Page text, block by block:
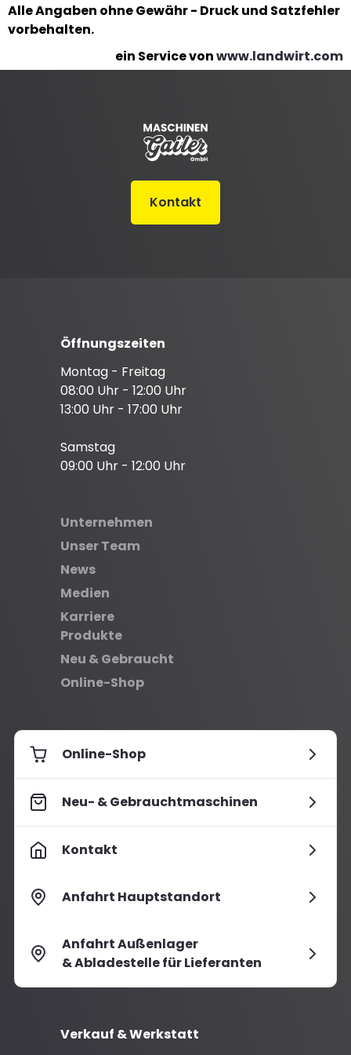
Alle Angaben ohne Gewähr - Druck und Satzfehler
vorbehalten.
ein Service vonwww.landwirt.com
Kontakt
Öffnungszeiten
Montag - Freitag
08:00 Uhr - 12:00 Uhr
13:00 Uhr - 17:00 Uhr
Samstag
09:00 Uhr - 12:00 Uhr
Unternehmen
Unser Team
News
Medien
Karriere
Produkte
Neu & Gebraucht
Online-Shop
Online-Shop
Neu- & Gebrauchtmaschinen
Kontakt
Anfahrt Hauptstandort
Anfahrt Außenlager
& Abladestelle für Lieferanten
Verkauf & Werkstatt